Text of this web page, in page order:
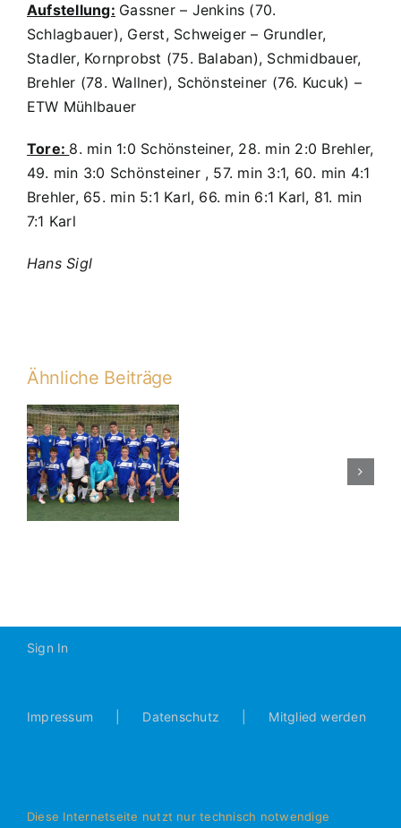
Aufstellung: Gassner – Jenkins (70.
Schlagbauer), Gerst, Schweiger – Grundler,
Stadler, Kornprobst (75. Balaban), Schmidbauer,
Brehler (78. Wallner), Schönsteiner (76. Kucuk) –
ETW Mühlbauer
Tore: 8. min 1:0 Schönsteiner, 28. min 2:0 Brehler,
49. min 3:0 Schönsteiner , 57. min 3:1, 60. min 4:1
Brehler, 65. min 5:1 Karl, 66. min 6:1 Karl, 81. min
7:1 Karl
Hans Sigl
Ähnliche Beiträge
Forstenried
Sign In
Impressum Datenschutz Mitglied werden
Diese Internetseite nutzt nur technisch notwendige